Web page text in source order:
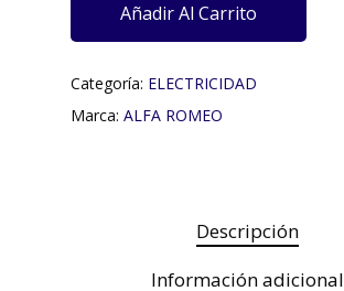
Añadir Al Carrito
Categoría: ELECTRICIDAD
Marca: ALFA ROMEO
Descripción
Información adicional